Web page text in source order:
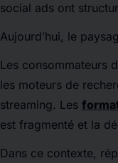
social ads ont
Aujourd’hui, le
Les consommateurs
les moteurs de
streaming. Les
est fragmenté et la
Dans ce contexte,